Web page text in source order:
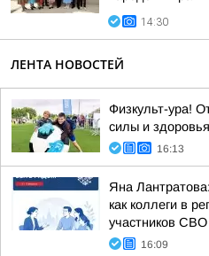
14:30
ЛЕНТА НОВОСТЕЙ
Физкульт-ура!
силы и здоровья
16:13
Яна
как коллеги в
участников СВО
16:09